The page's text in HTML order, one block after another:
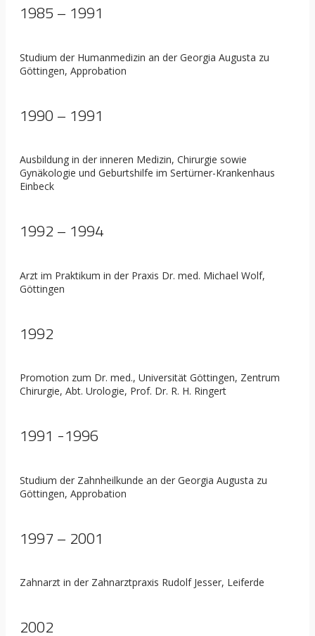
1985 – 1991
Studium der Humanmedizin an der Georgia Augusta zu
Göttingen, Approbation
1990 – 1991
Ausbildung in der inneren Medizin, Chirurgie sowie
Gynäkologie und Geburtshilfe im Sertürner-Krankenhaus
Einbeck
1992 – 1994
Arzt im Praktikum in der Praxis Dr. med. Michael Wolf,
Göttingen
1992
Promotion zum Dr. med., Universität Göttingen, Zentrum
Chirurgie, Abt. Urologie, Prof. Dr. R. H. Ringert
1991 -1996
Studium der Zahnheilkunde an der Georgia Augusta zu
Göttingen, Approbation
1997 – 2001
Zahnarzt in der Zahnarztpraxis Rudolf Jesser, Leiferde
2002